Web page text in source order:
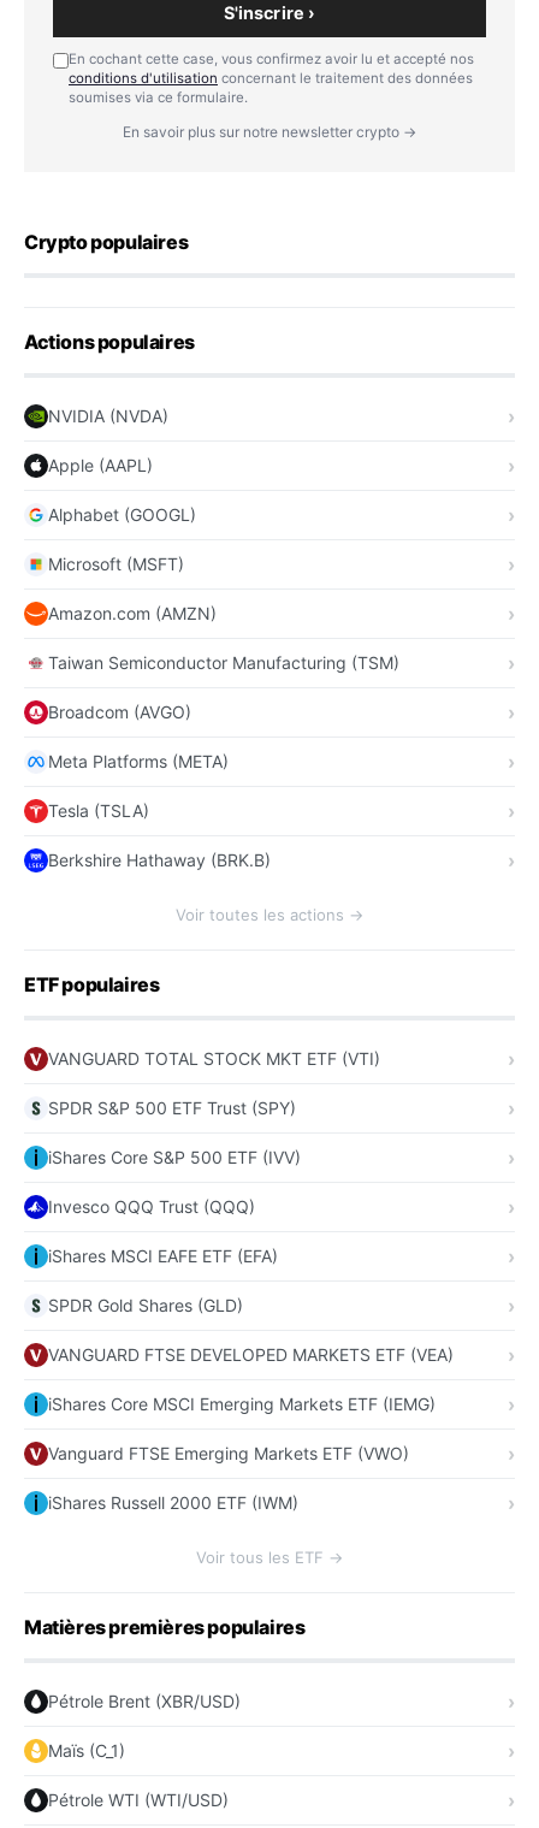
S'inscrire ›
En cochant cette case, vous confirmez avoir lu et accepté nos
conditions d'utilisation concernant le traitement des données
soumises via ce formulaire.
En savoir plus sur notre newsletter crypto →
Crypto populaires
Actions populaires
NVIDIA (NVDA)
Apple (AAPL)
Alphabet (GOOGL)
Microsoft (MSFT)
Amazon.com (AMZN)
Taiwan Semiconductor Manufacturing (TSM)
Broadcom (AVGO)
Meta Platforms (META)
Tesla (TSLA)
Berkshire Hathaway (BRK.B)
Voir toutes les actions →
ETF populaires
VANGUARD TOTAL STOCK MKT ETF (VTI)
SPDR S&P 500 ETF Trust (SPY)
iShares Core S&P 500 ETF (IVV)
Invesco QQQ Trust (QQQ)
iShares MSCI EAFE ETF (EFA)
SPDR Gold Shares (GLD)
VANGUARD FTSE DEVELOPED MARKETS ETF (VEA)
iShares Core MSCI Emerging Markets ETF (IEMG)
Vanguard FTSE Emerging Markets ETF (VWO)
iShares Russell 2000 ETF (IWM)
Voir tous les ETF →
Matières premières populaires
Pétrole Brent (XBR/USD)
Maïs (C_1)
Pétrole WTI (WTI/USD)